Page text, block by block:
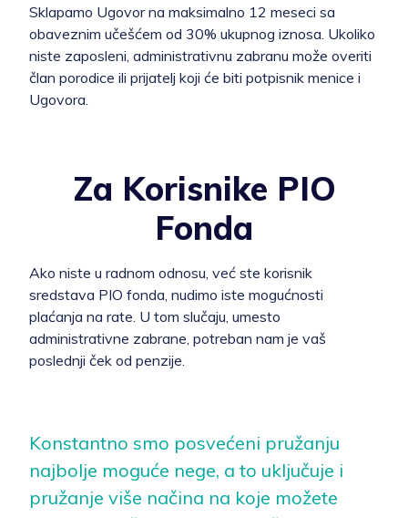
Sklapamo Ugovor na maksimalno 12 meseci sa
obaveznim učešćem od 30% ukupnog iznosa. Ukoliko
niste zaposleni, administrativnu zabranu može overiti
član porodice ili prijatelj koji će biti potpisnik menice i
Ugovora.
Za Korisnike PIO
Fonda
Ako niste u radnom odnosu, već ste korisnik
sredstava PIO fonda, nudimo iste mogućnosti
plaćanja na rate. U tom slučaju, umesto
administrativne zabrane, potreban nam je vaš
poslednji ček od penzije.
Konstantno smo posvećeni pružanju
najbolje moguće nege, a to uključuje i
pružanje više načina na koje možete